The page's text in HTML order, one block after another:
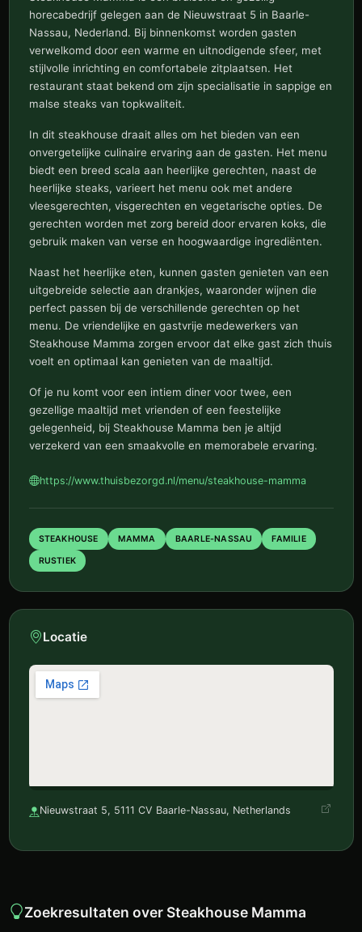
horecabedrijf gelegen aan de Nieuwstraat 5 in Baarle-
Nassau, Nederland. Bij binnenkomst worden gasten
verwelkomd door een warme en uitnodigende sfeer, met
stijlvolle inrichting en comfortabele zitplaatsen. Het
restaurant staat bekend om zijn specialisatie in sappige en
malse steaks van topkwaliteit.
In dit steakhouse draait alles om het bieden van een
onvergetelijke culinaire ervaring aan de gasten. Het menu
biedt een breed scala aan heerlijke gerechten, naast de
heerlijke steaks, varieert het menu ook met andere
vleesgerechten, visgerechten en vegetarische opties. De
gerechten worden met zorg bereid door ervaren koks, die
gebruik maken van verse en hoogwaardige ingrediënten.
Naast het heerlijke eten, kunnen gasten genieten van een
uitgebreide selectie aan drankjes, waaronder wijnen die
perfect passen bij de verschillende gerechten op het
menu. De vriendelijke en gastvrije medewerkers van
Steakhouse Mamma zorgen ervoor dat elke gast zich thuis
voelt en optimaal kan genieten van de maaltijd.
Of je nu komt voor een intiem diner voor twee, een
gezellige maaltijd met vrienden of een feestelijke
gelegenheid, bij Steakhouse Mamma ben je altijd
verzekerd van een smaakvolle en memorabele ervaring.
https://www.thuisbezorgd.nl/menu/steakhouse-mamma
STEAKHOUSE MAMMA BAARLE-NASSAU FAMILIE
RUSTIEK
Locatie
Nieuwstraat 5, 5111 CV Baarle-Nassau, Netherlands
Zoekresultaten over Steakhouse Mamma